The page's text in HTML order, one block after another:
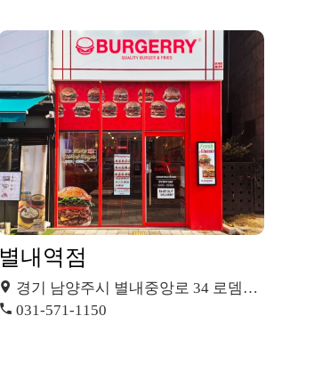
별내역점
경기 남양주시 별내중앙로 34 로뎀타워
031-571-1150